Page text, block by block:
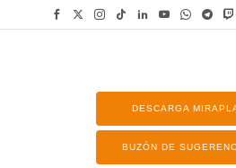
DESCARGA
BUZÓN DE